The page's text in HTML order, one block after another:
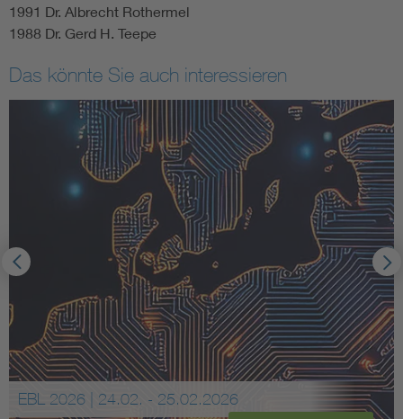
1991 Dr. Albrecht Rothermel
1988 Dr. Gerd H. Teepe
Das könnte Sie auch interessieren
EBL 2026 | 24.02. - 25.02.2026